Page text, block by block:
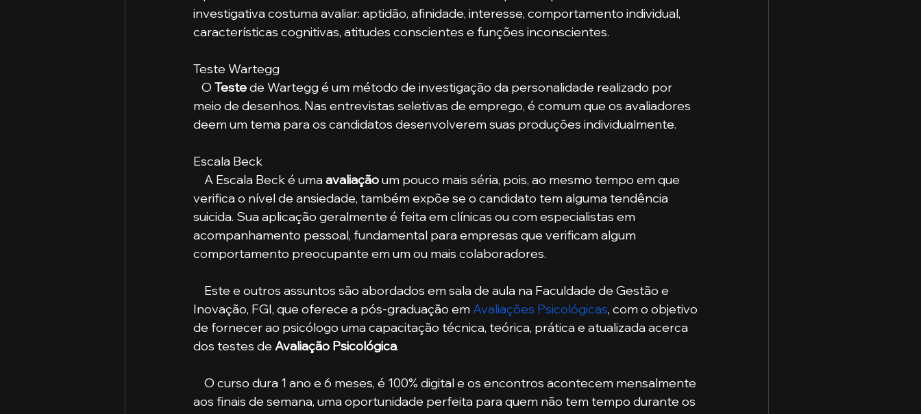
investigativa costuma avaliar: aptidão, afinidade, interesse, comportamento individual,
características cognitivas, atitudes conscientes e funções inconscientes.
Teste Wartegg
   O
Teste de Wartegg é um método de investigação da personalidade realizado por
meio de desenhos. Nas entrevistas seletivas de emprego, é comum que os avaliadores
deem um tema para os candidatos desenvolverem suas produções individualmente.
Escala Beck
    A Escala Beck é uma
avaliação um pouco mais séria, pois, ao mesmo tempo em que
verifica o nível de ansiedade, também expõe se o candidato tem alguma tendência
suicida. Sua aplicação geralmente é feita em clínicas ou com especialistas em
acompanhamento pessoal, fundamental para empresas que verificam algum
comportamento preocupante em um ou mais colaboradores.
Inovação, FGI, que oferece a pós-graduação em Avaliações Psicológicas, com o objetivo
de fornecer ao psicólogo uma capacitação técnica, teórica, prática e atualizada acerca
dos testes de Avaliação Psicológica.
aos finais de semana, uma oportunidade perfeita para quem não tem tempo durante os